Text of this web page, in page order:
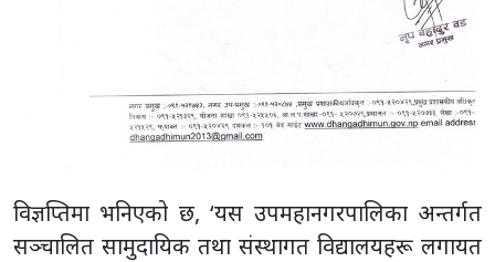
विज्ञप्तिमा भनिएको छ, ‘यस उपमहानगरपालिका अन्तर्गत
सञ्चालित सामुदायिक तथा संस्थागत विद्यालयहरू लगायत